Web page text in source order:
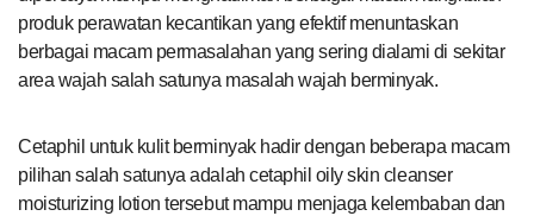
produk perawatan kecantikan yang efektif menuntaskan
berbagai macam permasalahan yang sering dialami di sekitar
area wajah salah satunya masalah wajah berminyak.
Cetaphil untuk kulit berminyak hadir dengan beberapa macam
pilihan salah satunya adalah cetaphil oily skin cleanser
moisturizing lotion tersebut mampu menjaga kelembaban dan